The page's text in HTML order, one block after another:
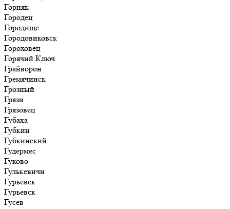
Горняк
Городец
Городище
Городовиковск
Гороховец
Горячий Ключ
Грайворон
Гремячинск
Грозный
Грязи
Грязовец
Губаха
Губкин
Губкинский
Гудермес
Гуково
Гулькевичи
Гурьевск
Гурьевск
Гусев